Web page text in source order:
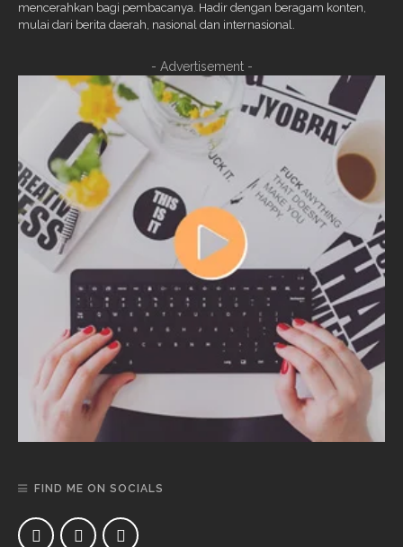
mencerahkan bagi pembacanya. Hadir dengan beragam konten,
mulai dari berita daerah, nasional dan internasional.
- Advertisement -
FIND ME ON SOCIALS